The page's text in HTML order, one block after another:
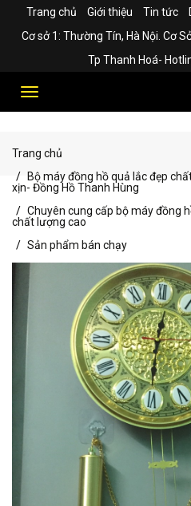
Trang chủ Giới thiệu Tin tức
Cơ sở 1: Thường Tín, Hà Nội. Cơ
Tp Thanh Hoá-
Toggle
Trang chủ
Bộ máy đồng hồ quả lắc đẹp
xịn- Đồng Hồ Thanh Hùng
Chuyên cung cấp bộ máy đồng
chất lượng cao
Sản phẩm bán chạy